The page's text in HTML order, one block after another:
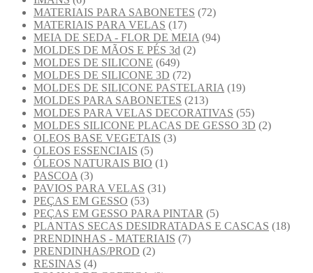
MATERIAIS PARA SABONETES (72)
MATERIAIS PARA VELAS (17)
MEIA DE SEDA - FLOR DE MEIA (94)
MOLDES DE MÃOS E PÉS 3d (2)
MOLDES DE SILICONE (649)
MOLDES DE SILICONE 3D (72)
MOLDES DE SILICONE PASTELARIA (19)
MOLDES PARA SABONETES (213)
MOLDES PARA VELAS DECORATIVAS (55)
MOLDES SILICONE PLACAS DE GESSO 3D (2)
OLEOS BASE VEGETAIS (3)
OLEOS ESSENCIAIS (5)
ÓLEOS NATURAIS BIO (1)
PASCOA (3)
PAVIOS PARA VELAS (31)
PEÇAS EM GESSO (53)
PEÇAS EM GESSO PARA PINTAR (5)
PLANTAS SECAS DESIDRATADAS E CASCAS (18)
PRENDINHAS - MATERIAIS (7)
PRENDINHAS/PROD (2)
RESINAS (4)